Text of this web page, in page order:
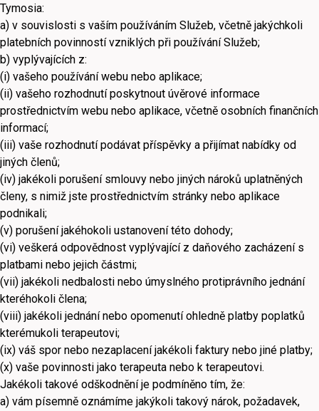
Tymosia:
a) v souvislosti s vaším používáním Služeb, včetně jakýchkoli
platebních povinností vzniklých při používání Služeb;
b) vyplývajících z:
(i) vašeho používání webu nebo aplikace;
(ii) vašeho rozhodnutí poskytnout úvěrové informace
prostřednictvím webu nebo aplikace, včetně osobních finančních
informací;
(iii) vaše rozhodnutí podávat příspěvky a přijímat nabídky od
jiných členů;
(iv) jakékoli porušení smlouvy nebo jiných nároků uplatněných
členy, s nimiž jste prostřednictvím stránky nebo aplikace
podnikali;
(v) porušení jakéhokoli ustanovení této dohody;
(vi) veškerá odpovědnost vyplývající z daňového zacházení s
platbami nebo jejich částmi;
(vii) jakékoli nedbalosti nebo úmyslného protiprávního jednání
kteréhokoli člena;
(viii) jakékoli jednání nebo opomenutí ohledně platby poplatků
kterémukoli terapeutovi;
(ix) váš spor nebo nezaplacení jakékoli faktury nebo jiné platby;
(x) vaše povinnosti jako terapeuta nebo k terapeutovi.
Jakékoli takové odškodnění je podmíněno tím, že:
a) vám písemně oznámíme jakýkoli takový nárok, požadavek,